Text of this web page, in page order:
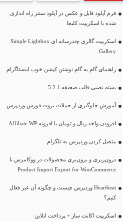
فرم آپلود فایل و عکس در آپلود سنتر راه اندازی
شده با اسکریپت کلیجا
اسکریپت گالری چندرسانه ای Simple Lightbox
Gallery
راهنمای گام به گام نوشتن کپشن خوب اینستاگرام
بسته نصبی قالب صحیفه 5.2.1
آموزش جلوگیری از حملات بروت فورس وردپرس
افزودن واحد ریال و تومان با افزونه Affiliate WP
متصل کردن وردپرس به تلگرام
درون‌ریزی و برون‌بری محصولات در ووکامرس با
Product Import Export for WooCommerce
Heartbeat وردپرس چیست و چگونه آن غیر فعال
کنیم؟
اسکریپت اکانت ساز + پرداخت انلاین